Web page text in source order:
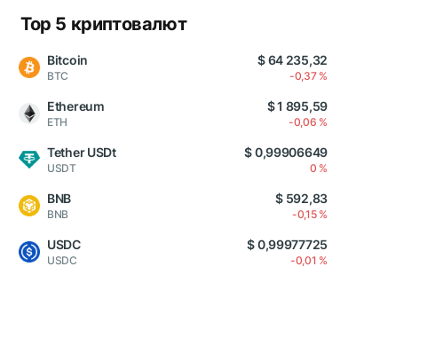
Top 5 криптовалют
Bitcoin
BTC
$ 64 235,32
-0,37 %
Ethereum
ETH
$ 1 895,59
-0,06 %
Tether USDt
USDT
$ 0,99906649
0 %
BNB
BNB
$ 592,83
-0,15 %
USDC
USDC
$ 0,99977725
-0,01 %